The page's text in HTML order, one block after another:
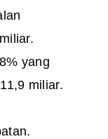
yang
miliar.